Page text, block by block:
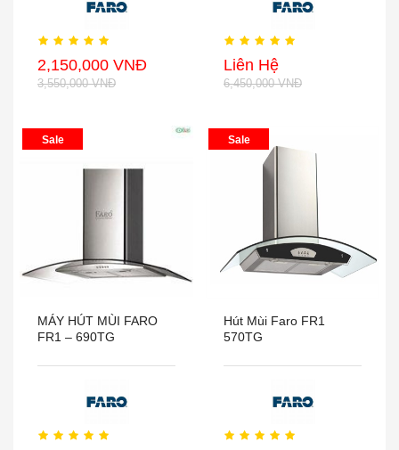
2,150,000 VNĐ
3,550,000 VNĐ
Liên Hệ
6,450,000 VNĐ
Sale
MÁY HÚT MÙI FARO
FR1 – 690TG
Sale
Hút Mùi Faro FR1
570TG